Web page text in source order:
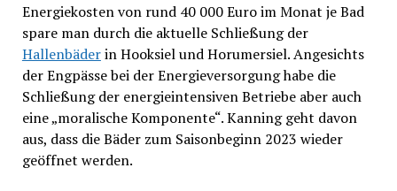
Energiekosten von rund 40 000 Euro im Monat je Bad
spare man durch die aktuelle Schließung der
Hallenbäderin Hooksiel und Horumersiel. Angesichts
der Engpässe bei der Energieversorgung habe die
Schließung der energieintensiven Betriebe aber auch
eine „moralische Komponente“. Kanning geht davon
aus, dass die Bäder zum Saisonbeginn 2023 wieder
geöffnet werden.